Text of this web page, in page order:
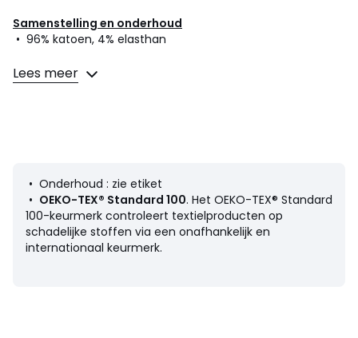
Samenstelling en onderhoud
• 96% katoen, 4% elasthan
Kleuren Marineblauw
Maten 27/30, 31/34, 35/38
Lees meer
• Onderhoud : zie etiket
• OEKO-TEX® Standard 100. Het OEKO-TEX® Standard
100-keurmerk controleert textielproducten op
schadelijke stoffen via een onafhankelijk en
internationaal keurmerk.